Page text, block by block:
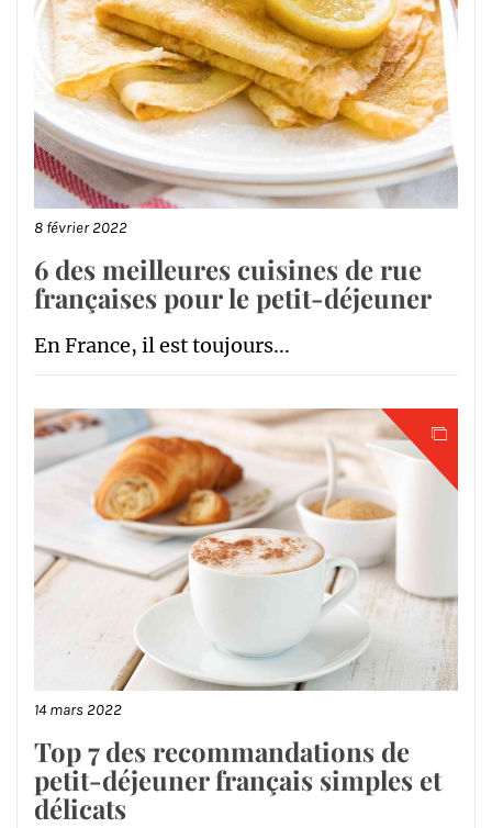
8 février 2022
6 des meilleures cuisines de rue
françaises pour le petit-déjeuner
En France, il est toujours...
14 mars 2022
Top 7 des recommandations de
petit-déjeuner français simples et
délicats